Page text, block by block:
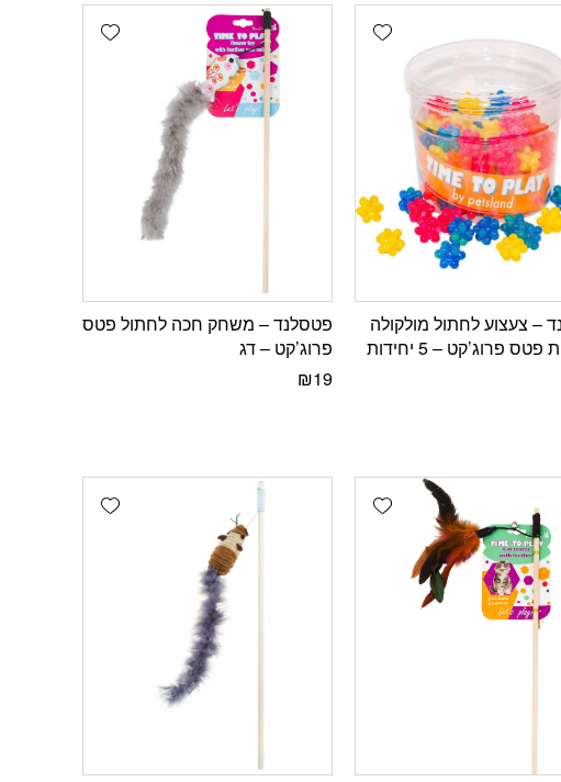
Add wishlist
– צעצוע לחתול מולקולה
פרוג’קט – 5 יחידות
Add wishlist
פטסלנד – משחק חכה לחתול פטס
פרוג’קט – דג
₪19
Add wishlist
Add wishlist